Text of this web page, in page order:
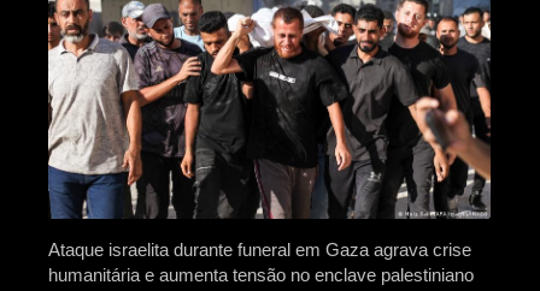
Ataque israelita durante funeral em Gaza agrava crise
humanitária e aumenta tensão no enclave palestiniano